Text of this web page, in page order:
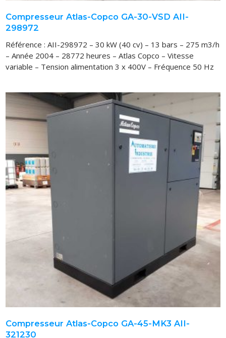
Compresseur Atlas-Copco GA-30-VSD AII-
298972
Référence : AII-298972 – 30 kW (40 cv) – 13 bars – 275 m3/h
– Année 2004 – 28772 heures – Atlas Copco – Vitesse
variable – Tension alimentation 3 x 400V – Fréquence 50 Hz
Compresseur Atlas-Copco GA-45-MK3 AII-
321230